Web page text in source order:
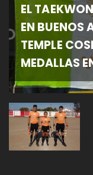
EL
EN BUENOS
TEMPLE
MEDALLAS